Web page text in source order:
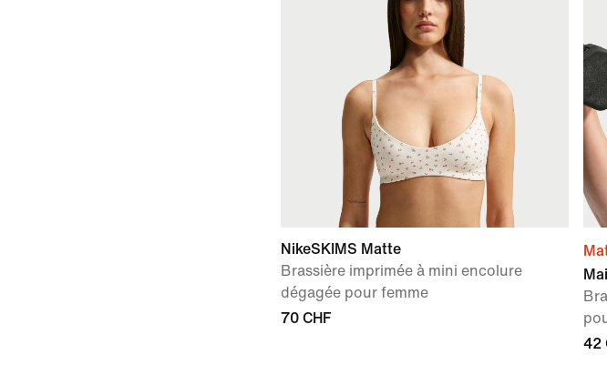
NikeSKIMS Matte
Brassière imprimée à mini encolure
dégagée pour femme
70 CHF
42